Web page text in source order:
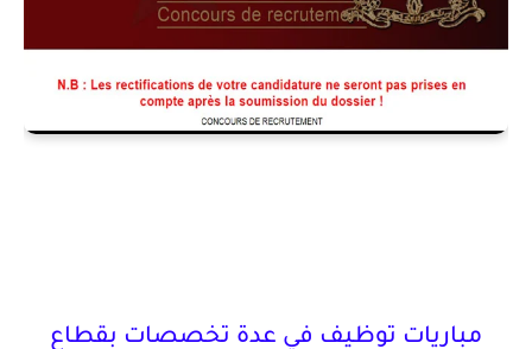
مباريات توظيف في عدة تخصصات بقطاع